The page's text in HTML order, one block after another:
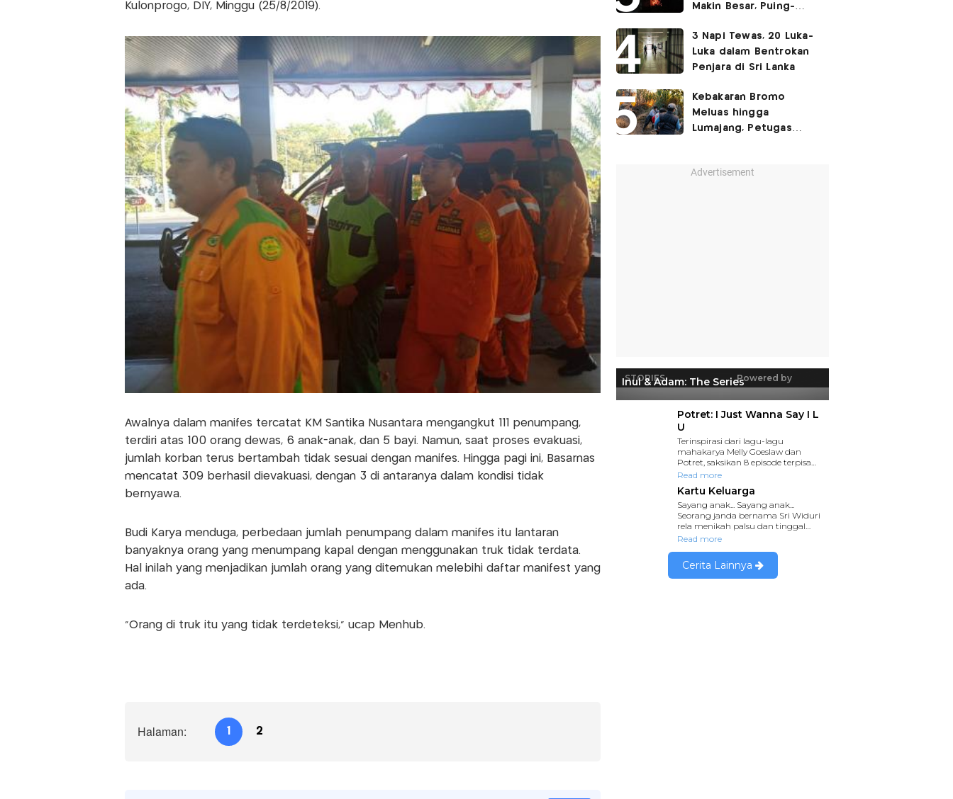
Kulonprogo, DIY, Minggu (25/8/2019).
Awalnya dalam manifes tercatat KM Santika Nusantara mengangkut 111 penumpang,
terdiri atas 100 orang dewas, 6 anak-anak, dan 5 bayi. Namun, saat proses evakuasi,
jumlah korban terus bertambah tidak sesuai dengan manifes. Hingga pagi ini, Basarnas
mencatat 309 berhasil dievakuasi, dengan 3 di antaranya dalam kondisi tidak
bernyawa.
Budi Karya menduga, perbedaan jumlah penumpang dalam manifes itu lantaran
banyaknya orang yang menumpang kapal dengan menggunakan truk tidak terdata.
Hal inilah yang menjadikan jumlah orang yang ditemukan melebihi daftar manifest yang
ada.
“Orang di truk itu yang tidak terdeteksi,” ucap Menhub.
Halaman: 1 2
Makin Besar, Puing-
3 Napi Tewas, 20 Luka-
Luka dalam Bentrokan
Penjara di Sri Lanka
Kebakaran Bromo
Meluas hingga
Lumajang, Petugas
Advertisement